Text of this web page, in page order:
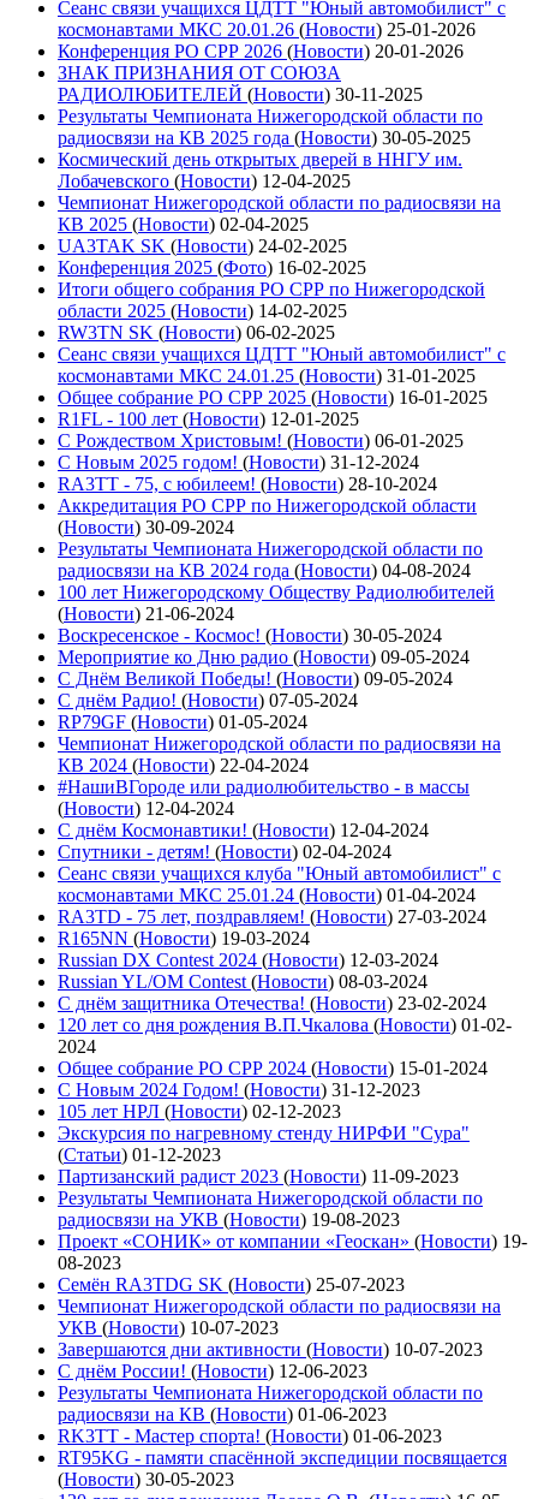
Сеанс связи учащихся ЦДТТ "Юный автомобилист" с
космонавтами МКС 20.01.26 (Новости) 25-01-2026
Конференция РО СРР 2026 (Новости) 20-01-2026
ЗНАК ПРИЗНАНИЯ ОТ СОЮЗА
РАДИОЛЮБИТЕЛЕЙ (Новости) 30-11-2025
Результаты Чемпионата Нижегородской области по
радиосвязи на КВ 2025 года (Новости) 30-05-2025
Космический день открытых дверей в ННГУ им.
Лобачевского (Новости) 12-04-2025
Чемпионат Нижегородской области по радиосвязи на
КВ 2025 (Новости) 02-04-2025
UA3TAK SK (Новости) 24-02-2025
Конференция 2025 (Фото) 16-02-2025
Итоги общего собрания РО СРР по Нижегородской
области 2025 (Новости) 14-02-2025
RW3TN SK (Новости) 06-02-2025
Сеанс связи учащихся ЦДТТ "Юный автомобилист" с
космонавтами МКС 24.01.25 (Новости) 31-01-2025
Общее собрание РО СРР 2025 (Новости) 16-01-2025
R1FL - 100 лет (Новости) 12-01-2025
С Рождеством Христовым! (Новости) 06-01-2025
С Новым 2025 годом! (Новости) 31-12-2024
RA3TT - 75, с юбилеем! (Новости) 28-10-2024
Аккредитация РО СРР по Нижегородской области
(Новости) 30-09-2024
Результаты Чемпионата Нижегородской области по
радиосвязи на КВ 2024 года (Новости) 04-08-2024
100 лет Нижегородскому Обществу Радиолюбителей
(Новости) 21-06-2024
Воскресенское - Космос! (Новости) 30-05-2024
Мероприятие ко Дню радио (Новости) 09-05-2024
С Днём Великой Победы! (Новости) 09-05-2024
С днём Радио! (Новости) 07-05-2024
RP79GF (Новости) 01-05-2024
Чемпионат Нижегородской области по радиосвязи на
КВ 2024 (Новости) 22-04-2024
#НашиВГороде или радиолюбительство - в массы
(Новости) 12-04-2024
С днём Космонавтики! (Новости) 12-04-2024
Спутники - детям! (Новости) 02-04-2024
Сеанс связи учащихся клуба "Юный автомобилист" с
космонавтами МКС 25.01.24 (Новости) 01-04-2024
RA3TD - 75 лет, поздравляем! (Новости) 27-03-2024
R165NN (Новости) 19-03-2024
Russian DX Contest 2024 (Новости) 12-03-2024
Russian YL/OM Contest (Новости) 08-03-2024
С днём защитника Отечества! (Новости) 23-02-2024
120 лет со дня рождения В.П.Чкалова (Новости) 01-02-
2024
Общее собрание РО СРР 2024 (Новости) 15-01-2024
С Новым 2024 Годом! (Новости) 31-12-2023
105 лет НРЛ (Новости) 02-12-2023
Экскурсия по нагревному стенду НИРФИ "Сура"
(Статьи) 01-12-2023
Партизанский радист 2023 (Новости) 11-09-2023
Результаты Чемпионата Нижегородской области по
радиосвязи на УКВ (Новости) 19-08-2023
Проект «СОНИК» от компании «Геоскан» (Новости) 19-
08-2023
Семён RA3TDG SK (Новости) 25-07-2023
Чемпионат Нижегородской области по радиосвязи на
УКВ (Новости) 10-07-2023
Завершаются дни активности (Новости) 10-07-2023
С днём России! (Новости) 12-06-2023
Результаты Чемпионата Нижегородской области по
радиосвязи на КВ (Новости) 01-06-2023
RK3TT - Мастер спорта! (Новости) 01-06-2023
RT95KG - памяти спасённой экспедиции посвящается
(Новости) 30-05-2023